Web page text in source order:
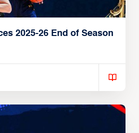
2025-26 End of Season